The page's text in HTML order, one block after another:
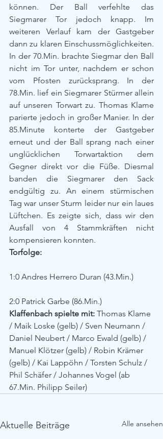
können. Der Ball verfehlte das
Siegmarer Tor jedoch knapp. Im
weiteren Verlauf kam der Gastgeber
dann zu klaren Einschussmöglichkeiten.
In der 70.Min. brachte Siegmar den Ball
nicht im Tor unter, nachdem er schon
vom Pfosten zurücksprang. In der
78.Min. lief ein Siegmarer Stürmer allein
auf unseren Torwart zu. Thomas Klame
parierte jedoch in großer Manier. In der
85.Minute konterte der Gastgeber
erneut und der Ball sprang nach einer
unglücklichen Torwartaktion dem
Gegner direkt vor die Füße. Diesmal
banden die Siegmarer den Sack
endgültig zu. An einem stürmischen
Tag war unser Sturm leider nur ein laues
Lüftchen. Es zeigte sich, dass wir den
Ausfall von 4 Stammkräften nicht
kompensieren konnten.
Torfolge:
1:0 Andres Herrero Duran (43.Min.)
2:0 Patrick Garbe (86.Min.)
Klaffenbach spielte mit: Thomas Klame
/ Maik Loske (gelb) / Sven Neumann /
Daniel Neubert / Marco Ewald (gelb) /
Manuel Klötzer (gelb) / Robin Krämer
(gelb) / Kai Lappöhn / Torsten Schulz /
Phil Schäfer / Johannes Vogel (ab
67.Min. Philipp Seiler)
Aktuelle Beiträge Alle ansehen